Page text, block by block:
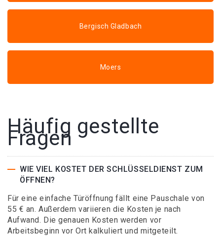
Bergisch Gladbach
Moers
Häufig gestellte
Fragen
WIE VIEL KOSTET DER SCHLÜSSELDIENST ZUM
ÖFFNEN?
Für eine einfache Türöffnung fällt eine Pauschale von
55 € an. Außerdem variieren die Kosten je nach
Aufwand. Die genauen Kosten werden vor
Arbeitsbeginn vor Ort kalkuliert und mitgeteilt.